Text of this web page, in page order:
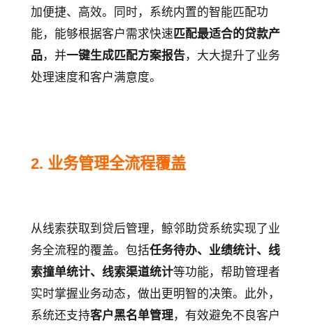
加便捷、高效。同时，系统内置的智能匹配功
能，能够根据客户需求快速 匹配最适合的贷款产
品，并一键生成匹配方案报告，大大提升了业务
处理速度和客户满意度。
2. 业务管理全流程覆盖
从线索获取到贷后管理，鲸邻助贷系统实现了业
务全流程的覆盖。包括任务待办、业绩统计、线
索撞单统计、线索渠道统计等功能，帮助管理者
实时掌握业务动态，做出更明智的决策。此外，
系统还支持客户黑名单管理，有效避免不良客户